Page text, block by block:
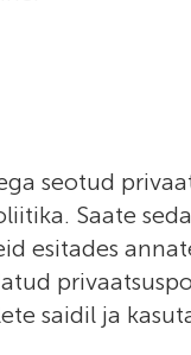
seotud
Saate
esitades
saidil ja